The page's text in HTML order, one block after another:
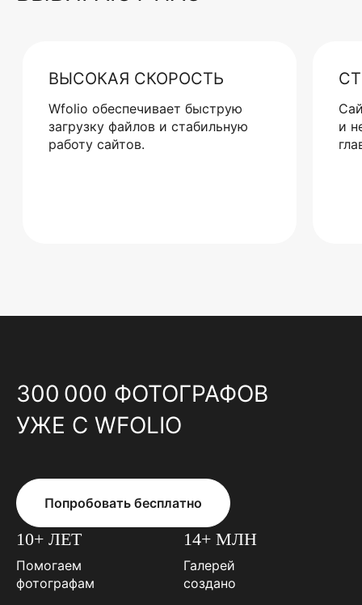
ВЫСОКАЯ СКОРОСТЬ
Wfolio обеспечивает быструю
загрузку файлов и стабильную
работу сайтов.
и
300 000 ФОТОГРАФОВ
УЖЕ С WFOLIO
Попробовать бесплатно
10+ ЛЕТ
Помогаем
фотографам
14+ МЛН
Галерей
создано